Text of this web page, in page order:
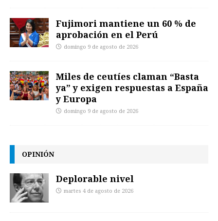
Fujimori mantiene un 60 % de
aprobación en el Perú
domingo 9 de agosto de 2026
Miles de ceutíes claman “Basta
ya” y exigen respuestas a España
y Europa
domingo 9 de agosto de 2026
OPINIÓN
Deplorable nivel
martes 4 de agosto de 2026